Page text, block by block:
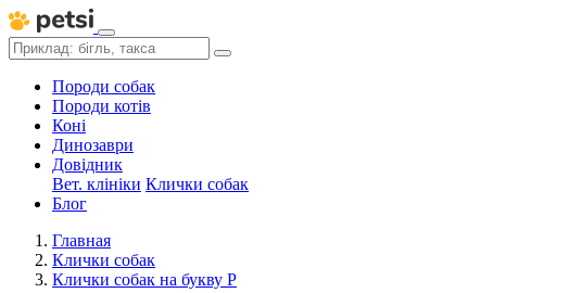
Породи собак
Породи котів
Коні
Динозаври
Довідник
Вет. клініки Клички собак
Блог
Главная
Клички собак
Клички собак на букву Р